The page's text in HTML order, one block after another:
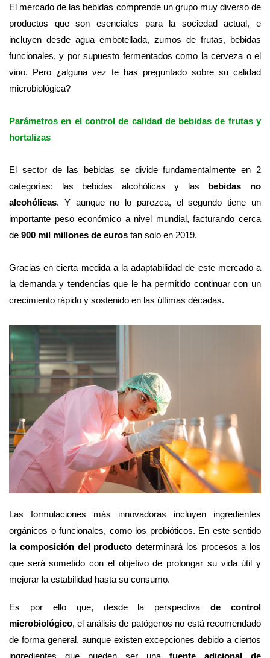
El mercado de las bebidas comprende un grupo muy diverso de
productos que son esenciales para la sociedad actual, e
incluyen desde agua embotellada, zumos de frutas, bebidas
funcionales, y por supuesto fermentados como la cerveza o el
vino. Pero ¿alguna vez te has preguntado sobre su calidad
microbiológica?
Parámetros en el control de calidad de bebidas de frutas y
hortalizas
El sector de las bebidas se divide fundamentalmente en 2
categorías: las bebidas alcohólicas y las
bebidas no
alcohólicas. Y aunque no lo parezca, el segundo tiene un
importante peso económico a nivel mundial, facturando cerca
de 900 mil millones de euros tan solo en 2019.
Gracias en cierta medida a la adaptabilidad de este mercado a
la demanda y tendencias que le ha permitido continuar con un
crecimiento rápido y sostenido en las últimas décadas.
Las formulaciones más innovadoras incluyen ingredientes
orgánicos o funcionales, como los probióticos. En este sentido
la composición del producto determinará los procesos a los
que será sometido con el objetivo de prolongar su vida útil y
mejorar la estabilidad hasta su consumo.
Es por ello que, desde la perspectivade control
microbiológico, el análisis de patógenos no está recomendado
de forma general, aunque existen excepciones debido a ciertos
ingredientes que pueden ser una fuente adicional de